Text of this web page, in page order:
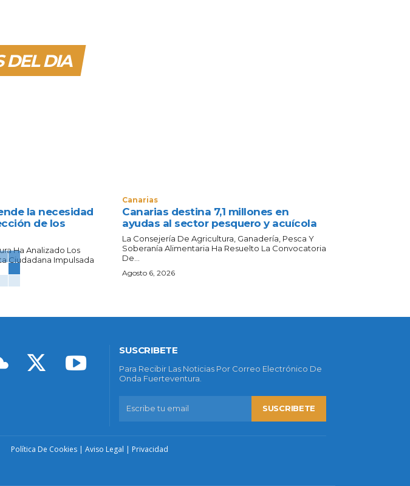
DEL DIA
la necesidad
de los
Ha Analizado Los
Ciudadana Impulsada
Canarias
Canarias destina 7,1 millones en
ayudas al sector pesquero y acuícola
La Consejería De Agricultura, Ganadería, Pesca Y
Soberanía Alimentaria Ha Resuelto La Convocatoria
De...
Agosto 6, 2026
SUSCRIBETE
Para Recibir Las Noticias Por Correo Electrónico De
Onda Fuerteventura.
SUSCRIBETE
Política De Cookies | Aviso Legal | Privacidad